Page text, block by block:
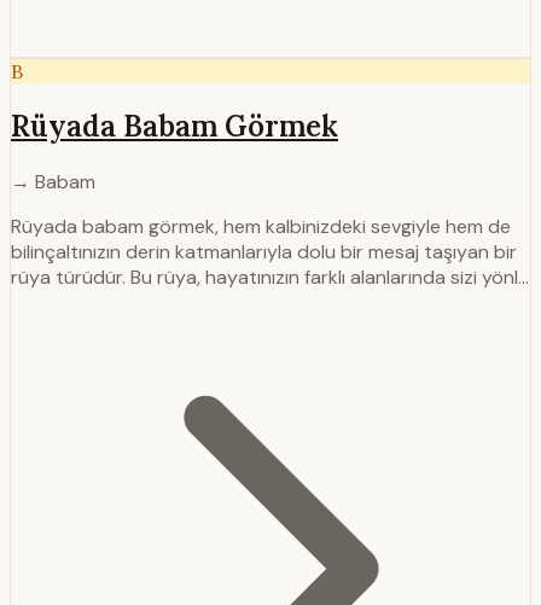
B
Rüyada Babam Görmek
→ Babam
Rüyada babam görmek, hem kalbinizdeki sevgiyle hem de
bilinçaltınızın derin katmanlarıyla dolu bir mesaj taşıyan bir
rüya türüdür. Bu rüya, hayatınızın farklı alanlarında sizi yönl…